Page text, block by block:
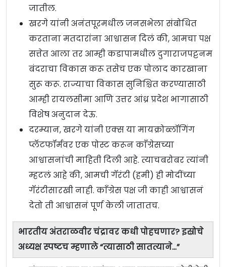
जातील.
खरगे यांनी अनंतपूरमधील जनसभेला संबोधित
करताना मतदारांना आश्वासन दिलं की, आमचा पक्ष
सत्तेत आला तर आम्ही कडापामधील दुगाराजपट्टनम
बंदराचा विकास करू तसेच एक पोलाद कारखाना
सुरू करू. राज्याचा विकास सुनिश्चित करण्यासाठी
आम्ही रायलसीमा आणि उत्तर आंध्र प्रदेश भागासाठी
विशेष अनुदान देऊ.
दरम्यान, खरगे यांनी एक्स या मायक्रोब्लॉगिंग
प्लॅटफॉर्मवर एक पोस्ट करून काँग्रेसच्या
आश्वासनांची माहिती दिली आहे. त्याचबरोबर त्यांनी
म्हटलं आहे की, आमची गॅरंटी (हमी) ही मोदींच्या
गॅरंटीसारखी नाही. काँग्रेस पक्ष जी काही आश्वासनं
देतो ती आश्वासनं पूर्ण केली जातातच.
भारतीय अंतराळवीर चंद्रावर कधी पोहचणार? इस्रोचे
अध्यक्ष स्पष्टच म्हणाले “त्यासाठी सातत्याने…”